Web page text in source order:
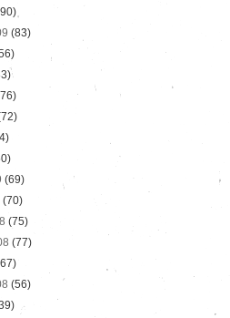
(83)
(69)
(70)
(75)
(77)
(56)